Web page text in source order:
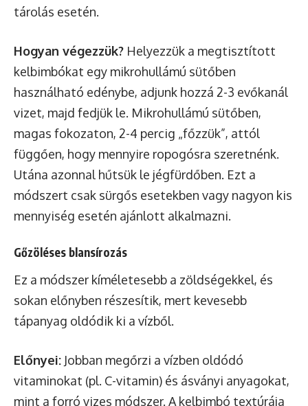
tárolás esetén.
Hogyan végezzük? Helyezzük a megtisztított
kelbimbókat egy mikrohullámú sütőben
használható edénybe, adjunk hozzá 2-3 evőkanál
vizet, majd fedjük le. Mikrohullámú sütőben,
magas fokozaton, 2-4 percig „főzzük”, attól
függően, hogy mennyire ropogósra szeretnénk.
Utána azonnal hűtsük le jégfürdőben. Ezt a
módszert csak sürgős esetekben vagy nagyon kis
mennyiség esetén ajánlott alkalmazni.
Gőzöléses blansírozás
Ez a módszer kíméletesebb a zöldségekkel, és
sokan előnyben részesítik, mert kevesebb
tápanyag oldódik ki a vízből.
Előnyei: Jobban megőrzi a vízben oldódó
vitaminokat (pl. C-vitamin) és ásványi anyagokat,
mint a forró vizes módszer. A kelbimbó textúrája